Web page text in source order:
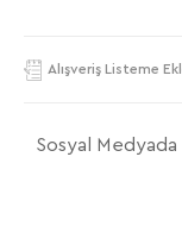
Alışveriş Listeme
Sosyal Medyada